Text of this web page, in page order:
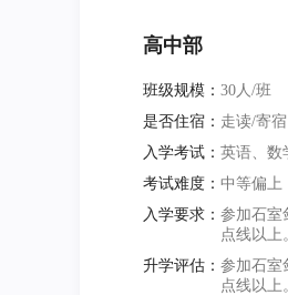
高中部
班级规模： 30人/班
是否住宿： 走读/寄宿
入学考试： 英语、数
考试难度： 中等偏上
入学要求： 参加石室
点线以上
升学评估： 参加石室
点线以上